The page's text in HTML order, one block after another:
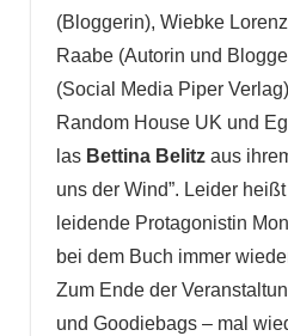
(Bloggerin), Wiebke
Raabe (Autorin und
(Social Media Piper
Random House UK und
las Bettina Belitzaus
uns der Wind”. Leider
leidende Protagonistin
bei dem Buch immer
Zum Ende der
und Goodiebags – mal